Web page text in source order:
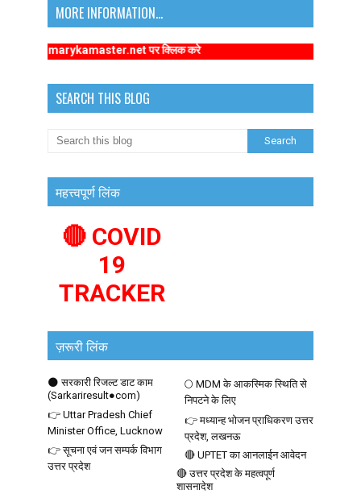
MORE INFORMATION...
पर क्लिक करे
SEARCH THIS BLOG
महत्त्वपूर्ण लिंक
🔴 COVID
19
TRACKER
ज़रूरी लिंक
🌑 सरकारी रिजल्ट डाट काम
(Sarkariresult●com)
🌕 MDM के आकस्मिक स्थिति से
निपटने के लिए
👉 Uttar Pradesh Chief
Minister Office, Lucknow
👉 मध्यान्ह भोजन प्राधिकरण उत्तर
प्रदेश, लखनऊ
👉 सूचना एवं जन सम्पर्क विभाग
उत्तर प्रदेश
🔴 UPTET का आनलाईन आवेदन
🔴 उत्तर प्रदेश के महत्वपूर्ण
शासनादेश